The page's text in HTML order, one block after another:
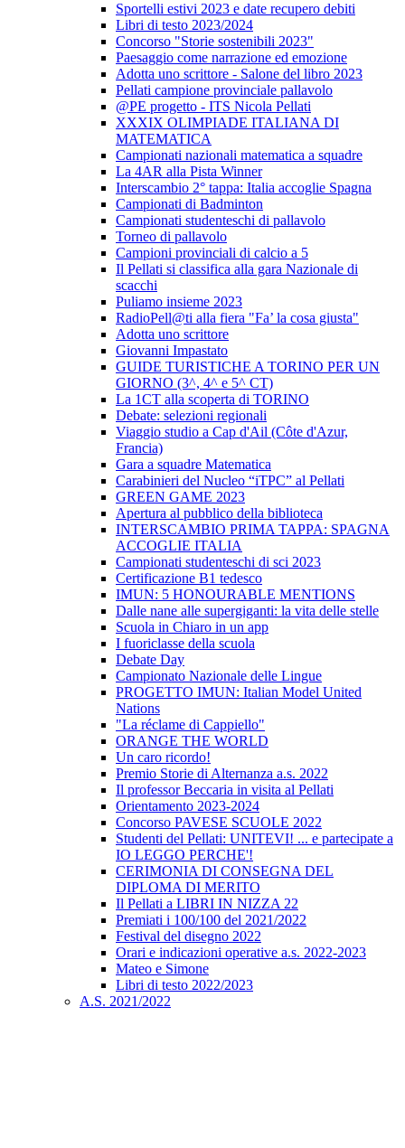
Sportelli estivi 2023 e date recupero debiti
Libri di testo 2023/2024
Concorso "Storie sostenibili 2023"
Paesaggio come narrazione ed emozione
Adotta uno scrittore - Salone del libro 2023
Pellati campione provinciale pallavolo
@PE progetto - ITS Nicola Pellati
XXXIX OLIMPIADE ITALIANA DI
MATEMATICA
Campionati nazionali matematica a squadre
La 4AR alla Pista Winner
Interscambio 2° tappa: Italia accoglie Spagna
Campionati di Badminton
Campionati studenteschi di pallavolo
Torneo di pallavolo
Campioni provinciali di calcio a 5
Il Pellati si classifica alla gara Nazionale di
scacchi
Puliamo insieme 2023
RadioPell@ti alla fiera "Fa’ la cosa giusta"
Adotta uno scrittore
Giovanni Impastato
GUIDE TURISTICHE A TORINO PER UN
GIORNO (3^, 4^ e 5^ CT)
La 1CT alla scoperta di TORINO
Debate: selezioni regionali
Viaggio studio a Cap d'Ail (Côte d'Azur,
Francia)
Gara a squadre Matematica
Carabinieri del Nucleo “iTPC” al Pellati
GREEN GAME 2023
Apertura al pubblico della biblioteca
INTERSCAMBIO PRIMA TAPPA: SPAGNA
ACCOGLIE ITALIA
Campionati studenteschi di sci 2023
Certificazione B1 tedesco
IMUN: 5 HONOURABLE MENTIONS
Dalle nane alle supergiganti: la vita delle stelle
Scuola in Chiaro in un app
I fuoriclasse della scuola
Debate Day
Campionato Nazionale delle Lingue
PROGETTO IMUN: Italian Model United
Nations
"La réclame di Cappiello"
ORANGE THE WORLD
Un caro ricordo!
Premio Storie di Alternanza a.s. 2022
Il professor Beccaria in visita al Pellati
Orientamento 2023-2024
Concorso PAVESE SCUOLE 2022
Studenti del Pellati: UNITEVI! ... e partecipate a
IO LEGGO PERCHE'!
CERIMONIA DI CONSEGNA DEL
DIPLOMA DI MERITO
Il Pellati a LIBRI IN NIZZA 22
Premiati i 100/100 del 2021/2022
Festival del disegno 2022
Orari e indicazioni operative a.s. 2022-2023
Mateo e Simone
Libri di testo 2022/2023
A.S. 2021/2022